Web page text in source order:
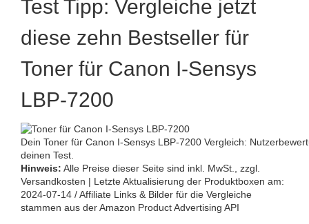
Test Tipp: Vergleiche jetzt
diese zehn Bestseller für
Toner für Canon I-Sensys
LBP-7200
Dein Toner für Canon I-Sensys LBP-7200 Vergleich:
deinen Test.
Hinweis: Alle Preise dieser Seite sind inkl. MwSt., zzgl.
Versandkosten | Letzte Aktualisierung der Produktboxen am:
2024-07-14 / Affiliate Links & Bilder für die Vergleiche
stammen aus der Amazon Product Advertising API